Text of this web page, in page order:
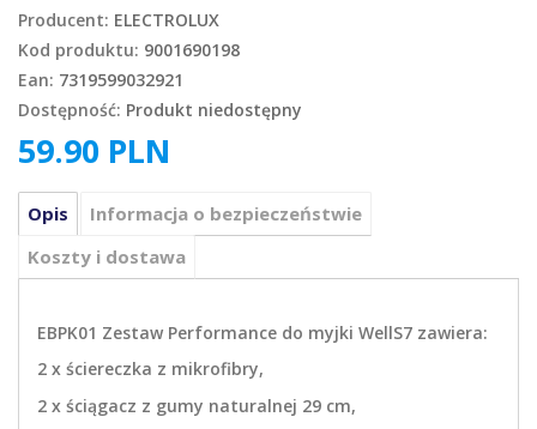
Producent: ELECTROLUX
Kod produktu: 9001690198
Ean: 7319599032921
Dostępność: Produkt niedostępny
59.90 PLN
Opis
Informacja o bezpieczeństwie
Koszty i dostawa
EBPK01 Zestaw Performance do myjki WellS7 zawiera:
2 x ściereczka z mikrofibry,
2 x ściągacz z gumy naturalnej 29 cm,